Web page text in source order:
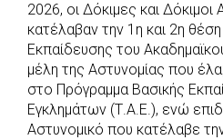
2026, οι Δόκιμες και Δόκιμοι
κατέλαβαν την 1η και 2η
Εκπαίδευσης του
μέλη της Αστυνομίας που
στο Πρόγραμμα Βασικής
Εγκλημάτων (Τ.Α.Ε.), ενώ
Αστυνομικό που κατέλαβε